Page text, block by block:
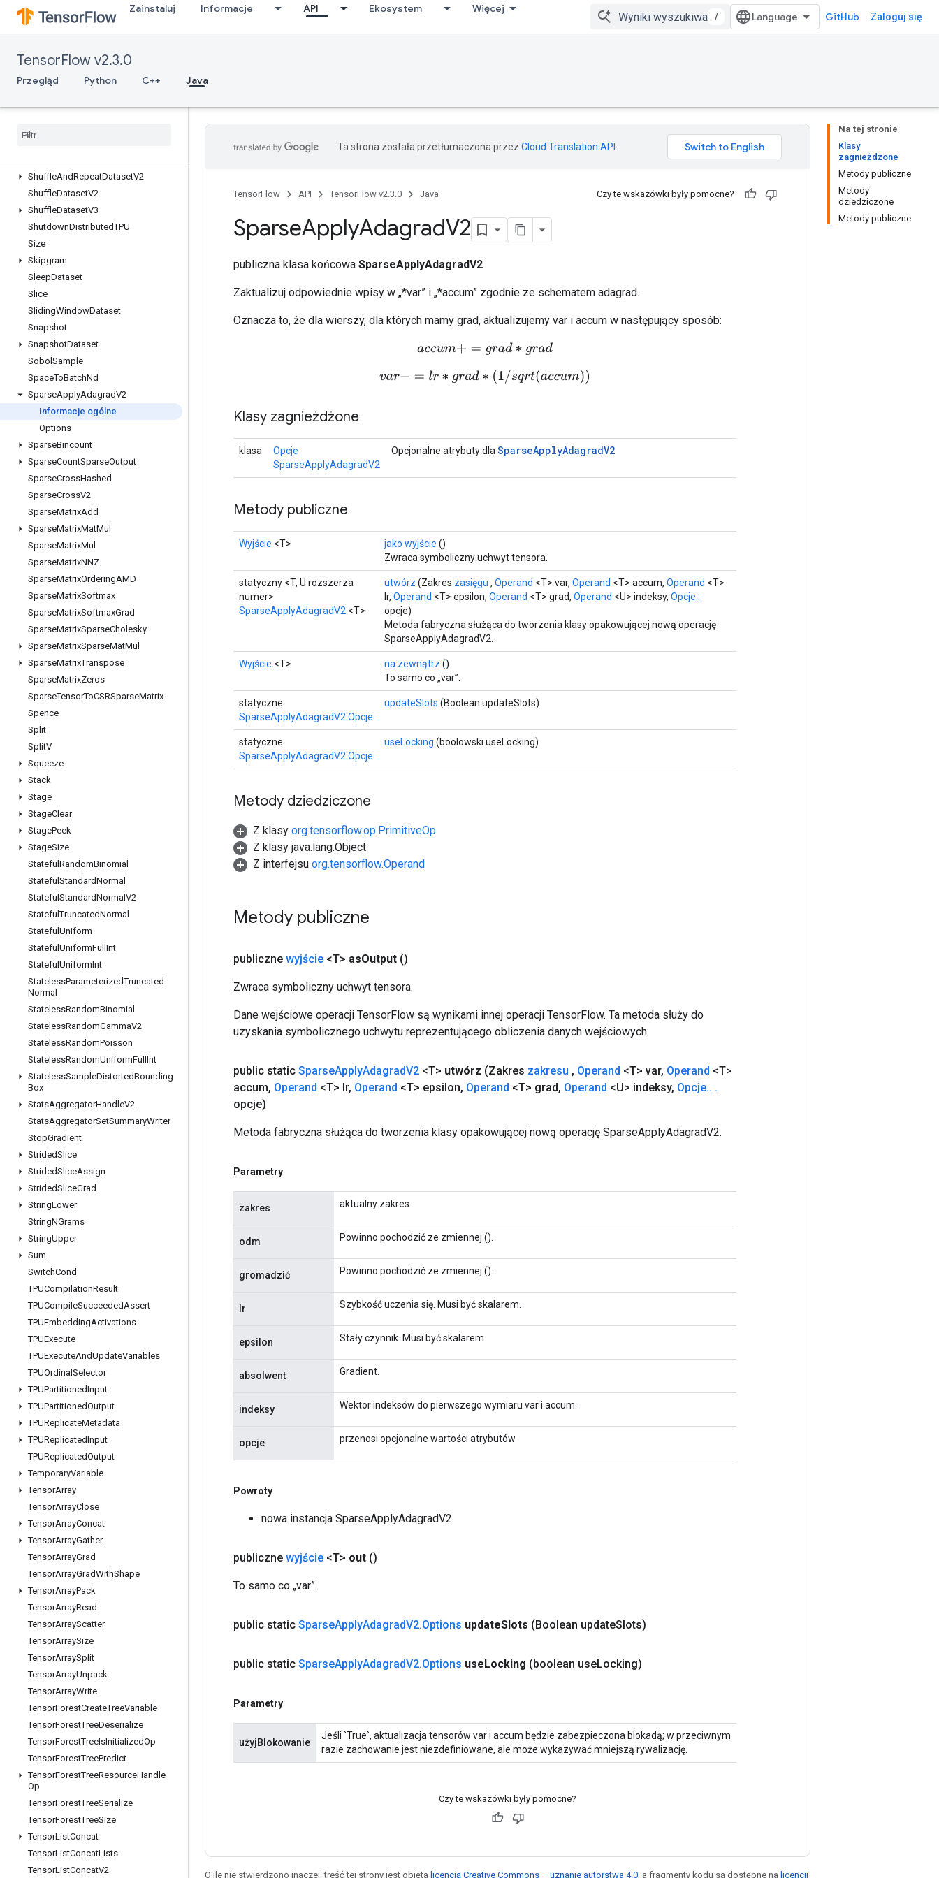
Zainstaluj Informacje API Ekosystem Więcej
/ GitHub Zaloguj się
TensorFlow v2.3.0
Przegląd Python C++ Java
ScatterSub
ScatterUpdate
Send
SendTPUEmbeddingGradients
SetSize
ShuffleAndRepeatDatasetV2
ShuffleDatasetV2
ShuffleDatasetV3
ShutdownDistributedTPU
Size
Skipgram
SleepDataset
Slice
SlidingWindowDataset
Snapshot
SnapshotDataset
Sobol Sample
SpaceToBatchNd
SparseApplyAdagradV2
Informacje ogólne
Options
SparseBincount
SparseCountSparseOutput
SparseCrossHashed
SparseCrossV2
SparseMatrixAdd
SparseMatrixMatMul
SparseMatrixMul
SparseMatrixNNZ
SparseMatrixOrderingAMD
SparseMatrixSoftmax
SparseMatrixSoftmaxGrad
SparseMatrixSparseCholesky
SparseMatrixSparseMatMul
SparseMatrixTranspose
SparseMatrixZeros
SparseTensorToCSRSparseMatrix
Spence
Split
SplitV
Squeeze
Stack
Stage
StageClear
StagePeek
StageSize
Stateful RandomBinomial
Stateful StandardNormal
Stateful StandardNormal V2
StatefulTruncatedNormal
Stateful Uniform
Stateful UniformFull Int
Stateful UniformInt
StatelessParameterizedTruncated
Normal
StatelessRandomBinomial
StatelessRandomGammaV2
StatelessRandomPoisson
StatelessRandomUniformFull Int
StatelessSampleDistortedBounding
Box
StatsAggregatorHandleV2
StatsAggregatorSetSummaryWriter
StopGradient
StridedSlice
StridedSliceAssign
StridedSliceGrad
StringLower
StringNGrams
StringUpper
Sum
SwitchCond
TPUCompilationResult
TPUCompileSucceededAssert
TPUEmbeddingActivations
TPUExecute
TPUExecuteAndUpdateVariables
TPUOrdinal Selector
TPUPartitionedInput
TPUPartitionedOutput
TPUReplicateMetadata
TPUReplicatedInput
TPUReplicatedOutput
TemporaryVariable
TensorArray
TensorArrayClose
TensorArrayConcat
TensorArrayGather
TensorArrayGrad
TensorArrayGradWithShape
TensorArrayPack
TensorArrayRead
TensorArrayScatter
TensorArraySize
TensorArraySplit
TensorArrayUnpack
TensorArrayWrite
TensorForestCreateTreeVariable
TensorForestTreeDeserialize
TensorForestTreeIsInitializedOp
TensorForestTreePredict
TensorForestTreeResourceHandle
Op
TensorForestTreeSerialize
TensorForestTreeSize
TensorListConcat
TensorListConcatLists
TensorListConcatV2
Na tej stronie
Klasy
zagnieżdżone
Metody publiczne
Metody
dziedziczone
Metody publiczne
Ta strona została przetłumaczona przez Cloud Translation API
TensorFlow API TensorFlow v2.3.0 Java Czy te wskazówki były pomocne?
SparseApplyAdagradV2
publiczna klasa końcowa SparseApplyAdagradV2
Zaktualizuj odpowiednie wpisy w „*var” i „*accum” zgodnie ze schematem adagrad.
Oznacza to, że dla wierszy, dla których mamy grad, aktualizujemy var i accum w następujący sposób:
accum += grad∗grad
var −=l r∗ grad∗(1 /s qrt(accum))
Klasy zagnieżdżone
klasa
Opcje
SparseApplyAdagradV2
Opcjonalne atrybuty dla SparseApplyAdagradV2
Metody publiczne
Wyjście <T> jako wyjście ()
Zwraca symboliczny uchwyt tensora.
statyczny <T, U rozszerza
numer>
SparseApplyAdagradV2 <T>
utwórz (Zakres zasięgu , Operand <T> var, Operand <T> accum, Operand <T>
lr, Operand <T> epsilon, Operand <T> grad, Operand <U> indeksy, Opcje...
opcje)
Metoda fabryczna służąca do tworzenia klasy opakowującej nową operację
SparseApplyAdagradV2.
Wyjście <T> na zewnątrz ()
To samo co „var”.
statyczne
SparseApplyAdagradV2.Opcje
updateSlots (Boolean updateSlots)
statyczne
SparseApplyAdagradV2.Opcje
useLocking (boolowski useLocking)
Metody dziedziczone
Z klasy org.tensorflow.op.PrimitiveOp
Z klasy java.lang.Object
Z interfejsu org.tensorflow.Operand
Metody publiczne
publiczne wyjście <T> asOutput ()
Zwraca symboliczny uchwyt tensora.
Dane wejściowe operacji TensorFlow są wynikami innej operacji TensorFlow. Ta metoda służy do
uzyskania symbolicznego uchwytu reprezentującego obliczenia danych wejściowych.
public static SparseApplyAdagradV2 <T> utwórz (Zakres zakresu , Operand <T> var, Operand <T>
accum, Operand <T> lr, Operand <T> epsilon, Operand <T> grad, Operand <U> indeksy, Opcje.. .
opcje)
Metoda fabryczna służąca do tworzenia klasy opakowującej nową operację SparseApplyAdagradV2.
Parametry
zakres aktualny zakres
odm Powinno pochodzić ze zmiennej ().
gromadzić Powinno pochodzić ze zmiennej ().
lr Szybkość uczenia się. Musi być skalarem.
epsilon Stały czynnik. Musi być skalarem.
absolwent Gradient.
indeksy Wektor indeksów do pierwszego wymiaru var i accum.
opcje przenosi opcjonalne wartości atrybutów
Powroty
nowa instancja SparseApplyAdagradV2
publiczne wyjście <T> out ()
To samo co „var”.
public static SparseApplyAdagradV2.Options updateSlots (Boolean updateSlots)
public static SparseApplyAdagradV2.Options useLocking (boolean useLocking)
Parametry
użyjBlokowanie
Jeśli `True`, aktualizacja tensorów var i accum będzie zabezpieczona blokadą; w przeciwnym
razie zachowanie jest niezdefiniowane, ale może wykazywać mniejszą rywalizację.
Czy te wskazówki były pomocne?
O ile nie stwierdzono inaczej, treść tej strony jest objęta licencją Creative Commons – uznanie autorstwa 4.0 , a fragmenty kodu są dostępne na licencji